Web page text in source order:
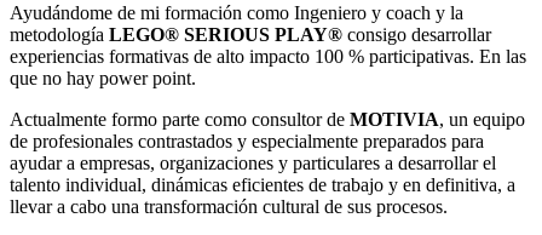
Ayudándome de mi formación como Ingeniero y coach y la
metodología LEGO® SERIOUS PLAY® consigo desarrollar
experiencias formativas de alto impacto 100 % participativas. En las
que no hay power point.
Actualmente formo parte como consultor de MOTIVIA, un equipo
de profesionales contrastados y especialmente preparados para
ayudar a empresas, organizaciones y particulares a desarrollar el
talento individual, dinámicas eficientes de trabajo y en definitiva, a
llevar a cabo una transformación cultural de sus procesos.